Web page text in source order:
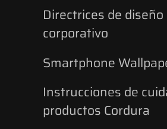
Directrices de diseño
corporativo
Smartphone
Instrucciones de
productos Cordura